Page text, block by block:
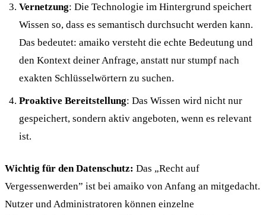
Vernetzung: Die Technologie im Hintergrund speichert
Wissen so, dass es semantisch durchsucht werden kann.
Das bedeutet: amaiko versteht die echte Bedeutung und
den Kontext deiner Anfrage, anstatt nur stumpf nach
exakten Schlüsselwörtern zu suchen.
Proaktive Bereitstellung: Das Wissen wird nicht nur
gespeichert, sondern aktiv angeboten, wenn es relevant
ist.
Wichtig für den Datenschutz: Das „Recht auf
Vergessenwerden” ist bei amaiko von Anfang an mitgedacht.
Nutzer und Administratoren können einzelne